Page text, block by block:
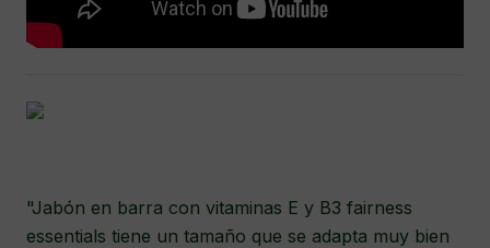
"Jabón en barra con vitaminas E y B3 fairness
essentials tiene un tamaño que se adapta muy bien